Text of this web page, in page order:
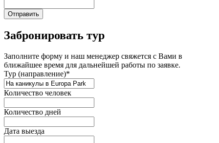
Отправить
Забронировать тур
Заполните форму и наш менеджер свяжется с Вами в
ближайшее время для дальнейшей работы по заявке.
Тур (направление)*
Количество человек
Количество дней
Дата выезда